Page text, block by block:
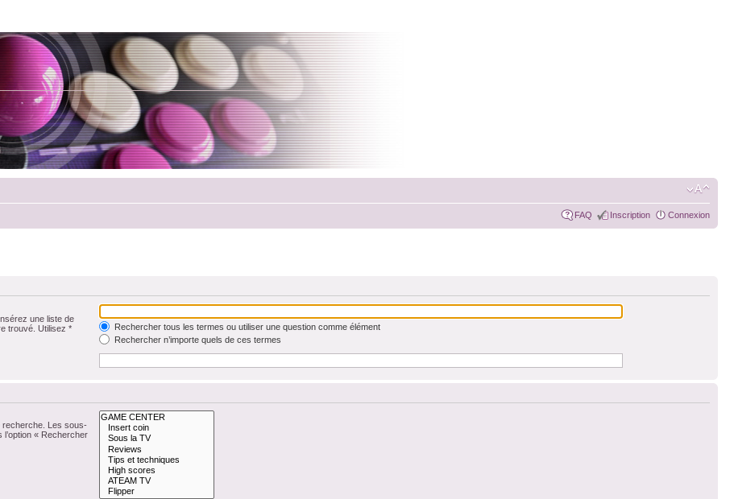
FAQ Inscription Connexion
une liste de
trouvé. Utilisez *
Rechercher tous les termes ou utiliser une question comme élément
Rechercher n’importe quels de ces termes
recherche. Les sous-
« Rechercher